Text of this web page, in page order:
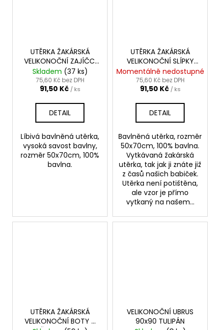
UTĚRKA ŽAKÁRSKÁ
VELIKONOČNÍ ZAJÍČCI
50x70
Skladem (37 ks)
75,60 Kč bez DPH
91,50 Kč / ks
DETAIL
Líbivá bavlněná utěrka,
vysoká savost bavlny,
rozměr 50x70cm, 100%
bavlna.
UTĚRKA ŽAKÁRSKÁ
VELIKONOČNÍ SLÍPKY
50x70
Momentálně nedostupné
75,60 Kč bez DPH
91,50 Kč / ks
DETAIL
Bavlněná utěrka, rozměr
50x70cm, 100% bavlna.
Vytkávaná žakárská
utěrka, tak jak ji znáte již
z časů našich babiček.
Utěrka není potištěna,
ale vzor je přímo
vytkaný na našem...
UTĚRKA ŽAKÁRSKÁ
VELIKONOČNÍ BOTY S
VELIKONOČNÍ UBRUS
90x90 TULIPÁN